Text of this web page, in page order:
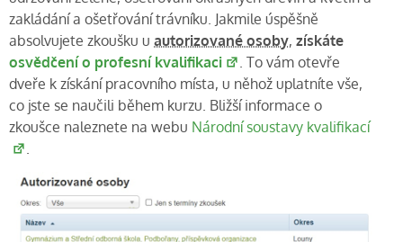
zakládání a ošetřování trávníku. Jakmile úspěšně
absolvujete zkoušku u autorizované osoby, získáte
osvědčení o profesní kvalifikaci
. To vám otevře
dveře k získání pracovního místa, u něhož uplatníte vše,
co jste se naučili během kurzu. Bližší informace o
zkoušce naleznete na webu Národní soustavy kvalifikací